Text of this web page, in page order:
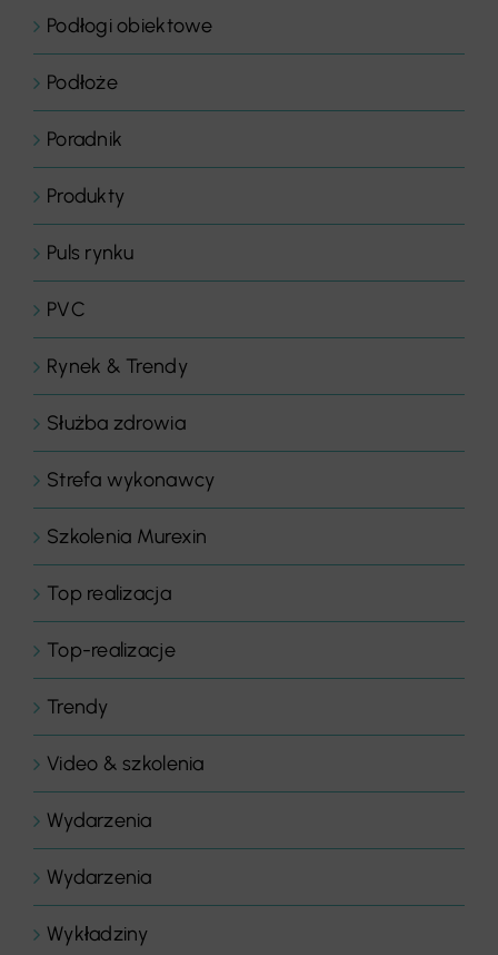
Podłogi obiektowe
Podłoże
Poradnik
Produkty
Puls rynku
PVC
Rynek & Trendy
Służba zdrowia
Strefa wykonawcy
Szkolenia Murexin
Top realizacja
Top-realizacje
Trendy
Video & szkolenia
Wydarzenia
Wydarzenia
Wykładziny